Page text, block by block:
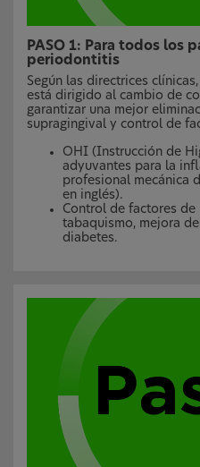
PASO 1: Para todos los
periodontitis
Según las directrices
está dirigido al cambio de
garantizar una mejor
supragingival y control de
OHI (Instrucción de
adyuvantes para la
profesional mecánica
en inglés).
Control de factores
tabaquismo, mejora
diabetes.